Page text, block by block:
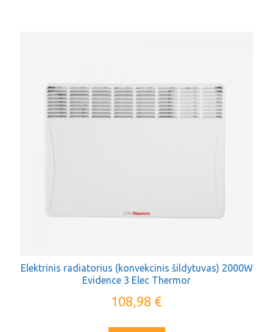
Elektrinis radiatorius (konvekcinis šildytuvas) 2000W
Evidence 3 Elec Thermor
108,98 €